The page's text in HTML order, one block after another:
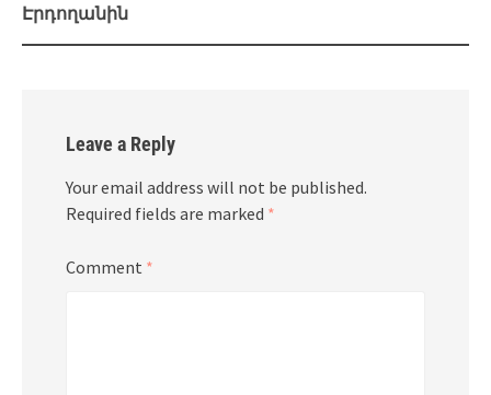
Էրդողանին
Leave a Reply
Your email address will not be published.
Required fields are marked *
Comment *